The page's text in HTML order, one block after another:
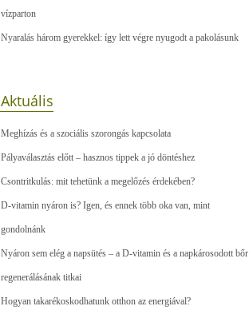
vízparton
Nyaralás három gyerekkel: így lett végre nyugodt a pakolásunk
Aktuális
Meghízás és a szociális szorongás kapcsolata
Pályaválasztás előtt – hasznos tippek a jó döntéshez
Csontritkulás: mit tehetünk a megelőzés érdekében?
D-vitamin nyáron is? Igen, és ennek több oka van, mint
gondolnánk
Nyáron sem elég a napsütés – a D-vitamin és a napkárosodott bőr
regenerálásának titkai
Hogyan takarékoskodhatunk otthon az energiával?